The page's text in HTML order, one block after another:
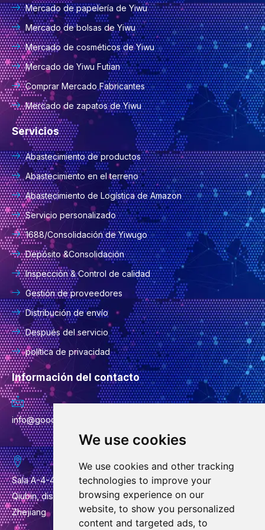
We use cookies
We use cookies and other tracking
technologies to improve your
browsing experience on our
website, to show you personalized
content and targeted ads, to
Mercado de papelería de Yiwu
Mercado de bolsas de Yiwu
Mercado de cosméticos de Yiwu
Mercado de Yiwu Futian
Comprar Mercado Fabricantes
Mercado de zapatos de Yiwu
Servicios
Abastecimiento de productos
Abastecimiento en el terreno
Abastecimiento de Logística de Amazon
Servicio personalizado
1688/Consolidación de Yiwugo
Depósito &Consolidación
Inspección & Control de calidad
Gestión de proveedores
Distribución de envío
Después del servicio
política de privacidad
Información del contacto
info@goodcansourcing.com
Sala A-4-420, 4.º piso, edificio 1, n.º 778, calle Jinfan, calle
Qiubin, distrito de Wucheng, ciudad de Jinhua, provincia de
Zhejiang